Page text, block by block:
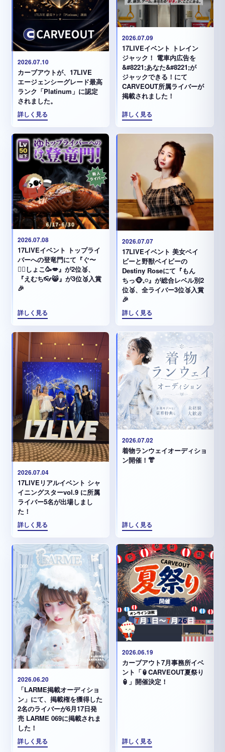
2026.07.10
カーブアウトが、17LIVE
エージェンシーグレード最高
ランク「Platinum」に認定
されました。
詳しく見る
2026.07.09
17LIVEイベント トレイン
ジャック！ 電車内広告を
&#8221;あなた&#8221;が
ジャックできる！にて
CARVEOUT所属ライバーが
掲載されました！
詳しく見る
2026.07.08
17LIVEイベント トップライ
バーへの登竜門にて『ぐ〜
✊🏻‪しょこ🥳💋』が2位🥈、
『えむち👓😸』が3位🥉入賞
🎉
詳しく見る
2026.07.07
17LIVEイベント 美女ベイ
ビーと野獣ベイビーの
Destiny Roseにて『もん
ちっ🐵𓈒𓏸︎︎︎︎』が総合レベル別2
位🥈、全ライバー3位🥉入賞
🎉
詳しく見る
2026.07.04
17LIVEリアルイベント シャ
イニングスターvol.9 に所属
ライバー5名が出場しまし
た！
詳しく見る
2026.07.02
着物ランウェイオーディショ
ン開催！👘
詳しく見る
2026.06.20
「LARME掲載オーディショ
ン」にて、掲載権を獲得した
2名のライバーが6月17日発
売 LARME 069に掲載されま
した！
詳しく見る
2026.06.19
カーブアウト7月事務所イベ
ント「🏮CARVEOUT夏祭り
🏮」開催決定！
詳しく見る